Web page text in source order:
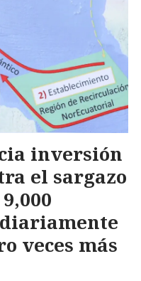
inversión
el sargazo
veces más